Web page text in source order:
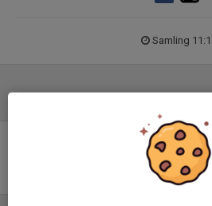
Samling
Ingen uppställning